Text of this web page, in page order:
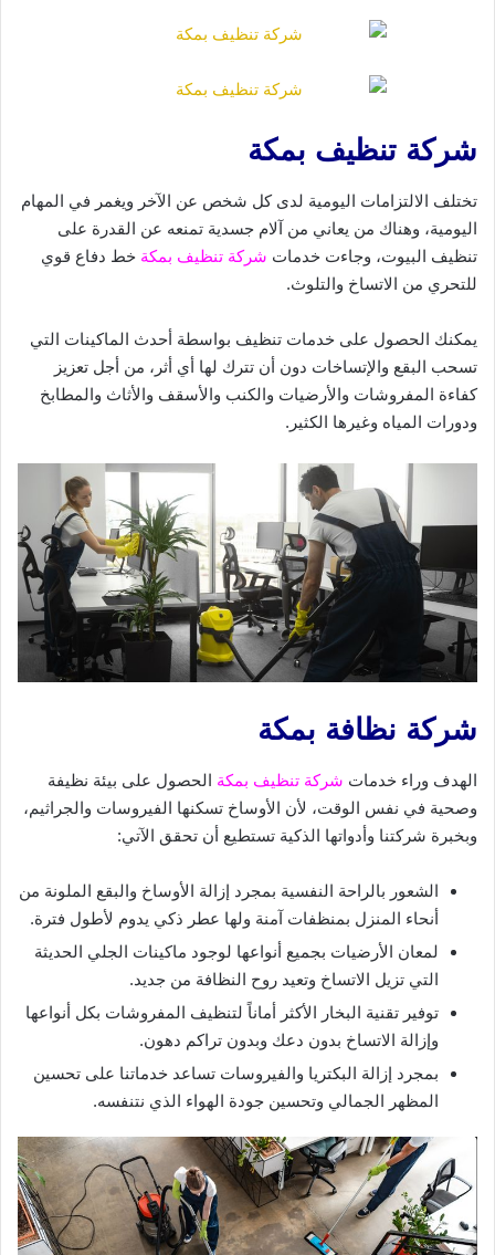
شركة تنظيف بمكة
تختلف الالتزامات اليومية لدى كل شخص عن الآخر ويغمر في المهام
اليومية، وهناك من يعاني من آلام جسدية تمنعه عن القدرة على
تنظيف البيوت، وجاءت خدمات شركة تنظيف بمكة خط دفاع قوي
للتحري من الاتساخ والتلوث.
يمكنك الحصول على خدمات تنظيف بواسطة أحدث الماكينات التي
تسحب البقع والإتساخات دون أن تترك لها أي أثر، من أجل تعزيز
كفاءة المفروشات والأرضيات والكنب والأسقف والأثاث والمطابخ
ودورات المياه وغيرها الكثير.
شركة نظافة بمكة
الهدف وراء خدمات شركة تنظيف بمكة الحصول على بيئة نظيفة
وصحية في نفس الوقت، لأن الأوساخ تسكنها الفيروسات والجراثيم،
وبخبرة شركتنا وأدواتها الذكية تستطيع أن تحقق الآتي:
الشعور بالراحة النفسية بمجرد إزالة الأوساخ والبقع الملونة من
أنحاء المنزل بمنظفات آمنة ولها عطر ذكي يدوم لأطول فترة.
لمعان الأرضيات بجميع أنواعها لوجود ماكينات الجلي الحديثة
التي تزيل الاتساخ وتعيد روح النظافة من جديد.
توفير تقنية البخار الأكثر أماناً لتنظيف المفروشات بكل أنواعها
وإزالة الاتساخ بدون دعك وبدون تراكم دهون.
بمجرد إزالة البكتريا والفيروسات تساعد خدماتنا على تحسين
المظهر الجمالي وتحسين جودة الهواء الذي نتنفسه.